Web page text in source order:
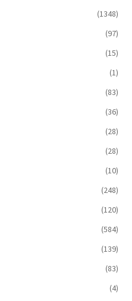
(1348)
(97)
(15)
(1)
(83)
(36)
(28)
(28)
(10)
(248)
(120)
(584)
(139)
(83)
(4)